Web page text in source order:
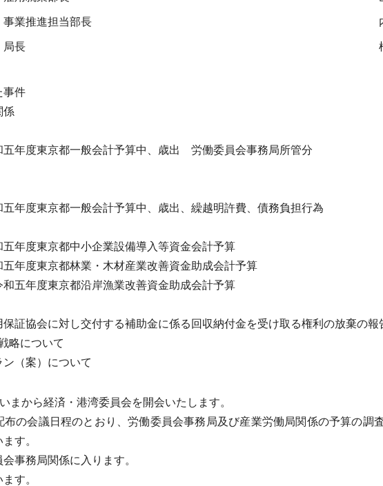
事業推進担当部長
局長
事件
係
年度東京都一般会計予算中、歳出 労働委員会事務局所管分
年度東京都一般会計予算中、歳出、繰越明許費、債務負担行為
年度東京都中小企業設備導入等資金会計予算
年度東京都林業・木材産業改善資金助成会計予算
五年度東京都沿岸漁業改善資金助成会計予算
保証協会に対し交付する補助金に係る回収納付金を受け取る権利の放棄の報
略について
ン（案）について
から経済・港湾委員会を開会いたします。
の会議日程のとおり、労働委員会事務局及び産業労働局関係の予算の調
す。
事務局関係に入ります。
す。